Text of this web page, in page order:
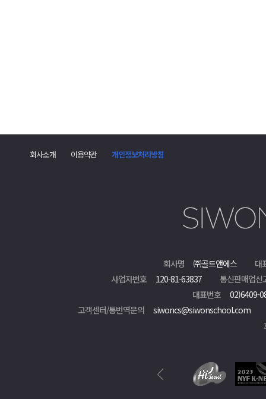
글
폼
회사소개 이용약관 개인정보처리방침
회사명 ㈜골드앤에스
대
사업자번호
120-81-63837
통신판매업신
대표번호
02)6409-
고객센터/통번역문의
siwoncs@siwonschool.com